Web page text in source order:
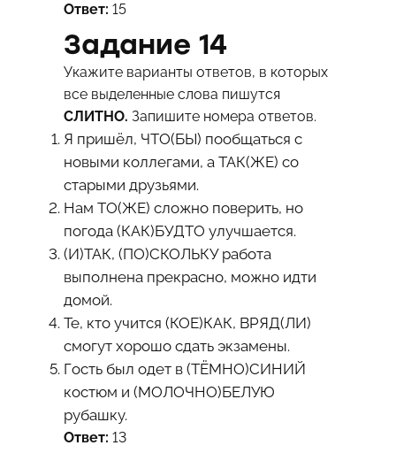
Ответ: 15
Задание 14
Укажите варианты ответов, в которых
все выделенные слова пишутся
СЛИТНО. Запишите номера ответов.
Я пришёл, ЧТО(БЫ) пообщаться с
новыми коллегами, а ТАК(ЖЕ) со
старыми друзьями.
Нам ТО(ЖЕ) сложно поверить, но
погода (КАК)БУДТО улучшается.
(И)ТАК, (ПО)СКОЛЬКУ работа
выполнена прекрасно, можно идти
домой.
Те, кто учится (КОЕ)КАК, ВРЯД(ЛИ)
смогут хорошо сдать экзамены.
Гость был одет в (ТЁМНО)СИНИЙ
костюм и (МОЛОЧНО)БЕЛУЮ
рубашку.
Ответ: 13